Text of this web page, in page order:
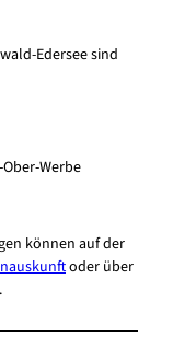
Edersee sind
Werbe
können auf der
oder über